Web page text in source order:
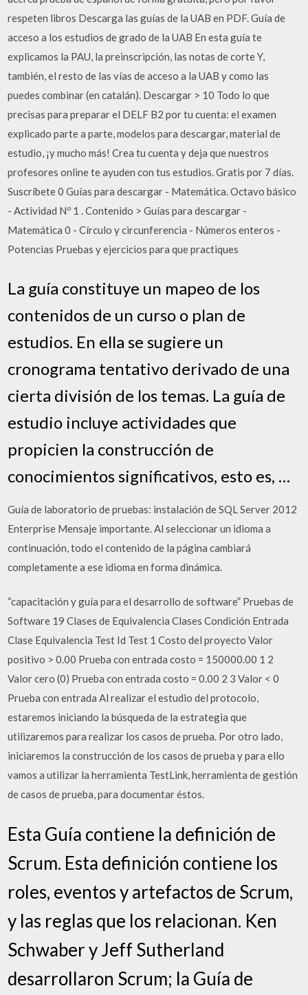
respeten libros Descarga las guías de la UAB en PDF. Guía de
acceso a los estudios de grado de la UAB En esta guía te
explicamos la PAU, la preinscripción, las notas de corte Y,
también, el resto de las vías de acceso a la UAB y como las
puedes combinar (en catalán). Descargar > 10 Todo lo que
precisas para preparar el DELF B2 por tu cuenta: el examen
explicado parte a parte, modelos para descargar, material de
estudio, ¡y mucho más! Crea tu cuenta y deja que nuestros
profesores online te ayuden con tus estudios. Gratis por 7 días.
Suscríbete 0 Guías para descargar - Matemática. Octavo básico
- Actividad Nº 1 . Contenido > Guías para descargar -
Matemática 0 - Círculo y circunferencia - Números enteros -
Potencias Pruebas y ejercicios para que practiques
La guía constituye un mapeo de los
contenidos de un curso o plan de
estudios. En ella se sugiere un
cronograma tentativo derivado de una
cierta división de los temas. La guía de
estudio incluye actividades que
propicien la construcción de
conocimientos significativos, esto es, …
Guía de laboratorio de pruebas: instalación de SQL Server 2012
Enterprise Mensaje importante. Al seleccionar un idioma a
continuación, todo el contenido de la página cambiará
completamente a ese idioma en forma dinámica.
“capacitación y guía para el desarrollo de software” Pruebas de
Software 19 Clases de Equivalencia Clases Condición Entrada
Clase Equivalencia Test Id Test 1 Costo del proyecto Valor
positivo > 0.00 Prueba con entrada costo = 150000.00 1 2
Valor cero (0) Prueba con entrada costo = 0.00 2 3 Valor < 0
Prueba con entrada Al realizar el estudio del protocolo,
estaremos iniciando la búsqueda de la estrategia que
utilizaremos para realizar los casos de prueba. Por otro lado,
iniciaremos la construcción de los casos de prueba y para ello
vamos a utilizar la herramienta TestLink, herramienta de gestión
de casos de prueba, para documentar éstos.
Esta Guía contiene la definición de
Scrum. Esta definición contiene los
roles, eventos y artefactos de Scrum,
y las reglas que los relacionan. Ken
Schwaber y Jeff Sutherland
desarrollaron Scrum; la Guía de